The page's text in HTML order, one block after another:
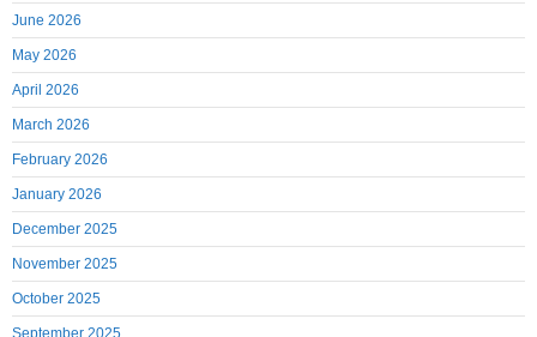
June 2026
May 2026
April 2026
March 2026
February 2026
January 2026
December 2025
November 2025
October 2025
September 2025